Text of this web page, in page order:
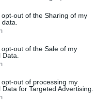
opt-out of the Sharing of my
opt-out of the Sale of my
opt-out of processing my
Data for Targeted Advertising.